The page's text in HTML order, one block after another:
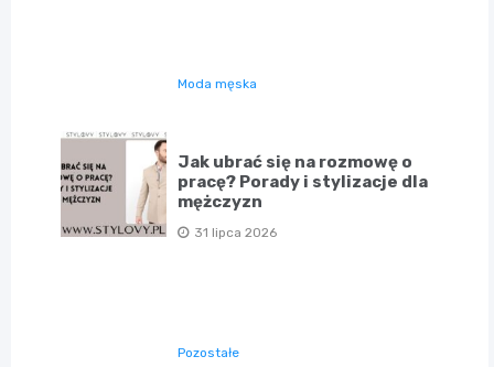
Moda męska
Jak ubrać się na rozmowę o
pracę? Porady i stylizacje dla
mężczyzn
31 lipca 2026
Pozostałe